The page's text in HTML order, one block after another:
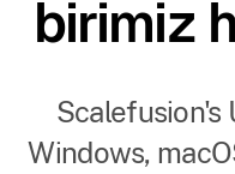
birimiz
Scalefusion's
Windows,